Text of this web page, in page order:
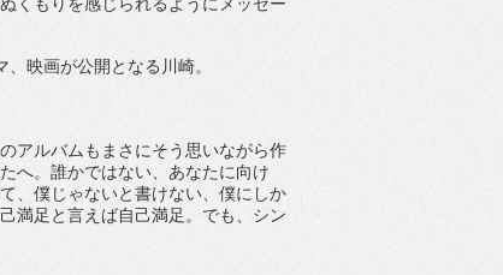
、映画が公開となる川崎。
アルバムもまさにそう思いながら作
へ。 誰かではない、あなたに向け
、 僕じゃないと書けない、僕にしか
満足と言えば自己満足。でも、シン